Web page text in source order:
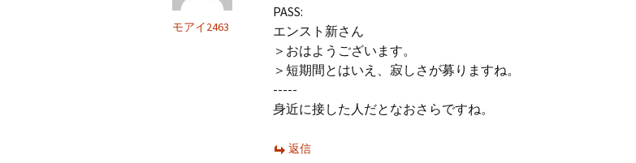
モアイ2463
PASS:
エンスト新さん
＞おはようございます。
＞短期間とはいえ、寂しさが募りますね。
-----
身近に接した人だとなおさらですね。
返信